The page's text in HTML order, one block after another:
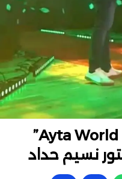
نجاح باهر لجولة “Ayta World Tour”
نسيم حداد